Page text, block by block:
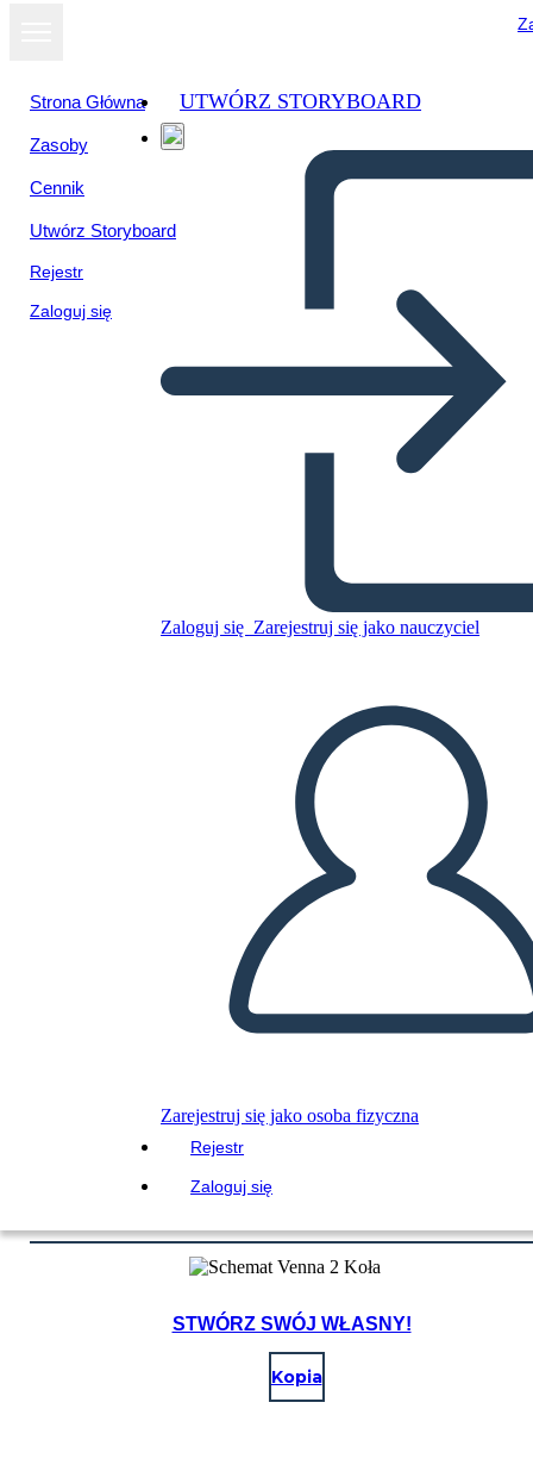
Strona Główna
Zasoby
Cennik
Utwórz Storyboard
Rejestr
Zaloguj się
UTWÓRZ STORYBOARD
Zaloguj się Zarejestruj się jako nauczyciel
Zarejestruj się jako osoba fizyczna
Rejestr
Zaloguj się
Schemat Venna 2 Koła
STWÓRZ SCENORYS
PRZECZYTAJ MI
STWÓRZ SWÓJ WŁASNY!
Kopia